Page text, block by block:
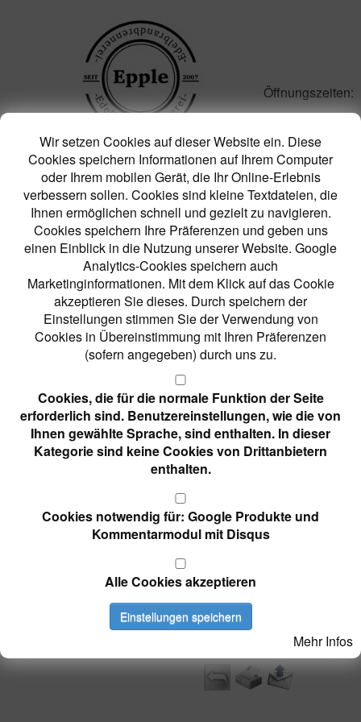
Öffnungszeiten:
Montag -
Donnerstag:
17:00 - 19:00 Uhr
Freitag: 14:00 - 19:00 Uhr
Samstag: 08:00 - 12:00 Uhr
Edelbrandbrennerei
Familie Epple
Bruderwiesenstrasse 6
73272 Neidlingen
0162 1807648
info@brennerei-epple.de
www.brennerei-epple.de
Keine: Wildbienen sorgen für höheren
Ertrag
Landwirtschaft
Wildbienen sind fleißige
Bestäuber und besonders für den
Obstbau effektiv. Imker Thomas Kroll
aus Esslingen züchtet die Insekten.
Obstbauern aus Neidlingen leasen sie
hier
Wir setzen Cookies auf dieser Website ein. Diese
Cookies speichern Informationen auf Ihrem Computer
oder Ihrem mobilen Gerät, die Ihr Online-Erlebnis
verbessern sollen. Cookies sind kleine Textdateien, die
Ihnen ermöglichen schnell und gezielt zu navigieren.
Cookies speichern Ihre Präferenzen und geben uns
einen Einblick in die Nutzung unserer Website. Google
Analytics-Cookies speichern auch
Marketinginformationen. Mit dem Klick auf das Cookie
akzeptieren Sie dieses. Durch speichern der
Einstellungen stimmen Sie der Verwendung von
Cookies in Übereinstimmung mit Ihren Präferenzen
(sofern angegeben) durch uns zu.
Cookies, die für die normale Funktion der Seite
erforderlich sind. Benutzereinstellungen, wie die von
Ihnen gewählte Sprache, sind enthalten. In dieser
Kategorie sind keine Cookies von Drittanbietern
enthalten.
Cookies notwendig für: Google Produkte und
Kommentarmodul mit Disqus
Alle Cookies akzeptieren
Einstellungen speichern
Mehr Infos